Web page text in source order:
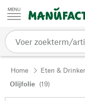
Passer au contenu
Home Eten &
Olijfolie (19)